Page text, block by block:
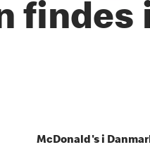
findes
McDonald's i